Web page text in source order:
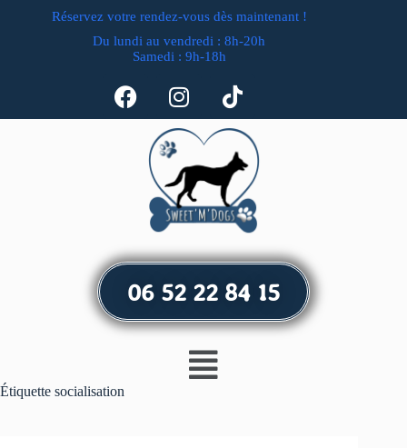
Réservez votre rendez-vous dès maintenant !
Du lundi au vendredi : 8h-20h
Samedi : 9h-18h
06 52 22 84 15
Étiquette socialisation